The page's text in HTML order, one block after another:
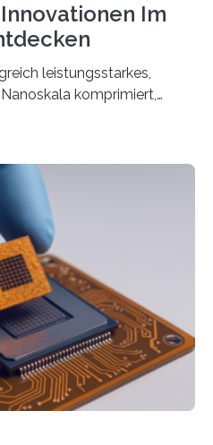
Im
leistungsstarkes,
komprimiert,
ermöglichen, geleitet von
komprimiert,
Optik und bei
ermöglichen, geleitet von
Institut Josh Caldwell,
und Direktor des
für
der Vanderbilt University,
vom Fritz-Haber-Institut
Forschungsprojekt, das…